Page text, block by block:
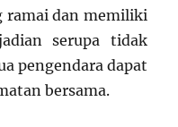
ramai dan memiliki
serupa tidak
pengendara dapat
bersama.